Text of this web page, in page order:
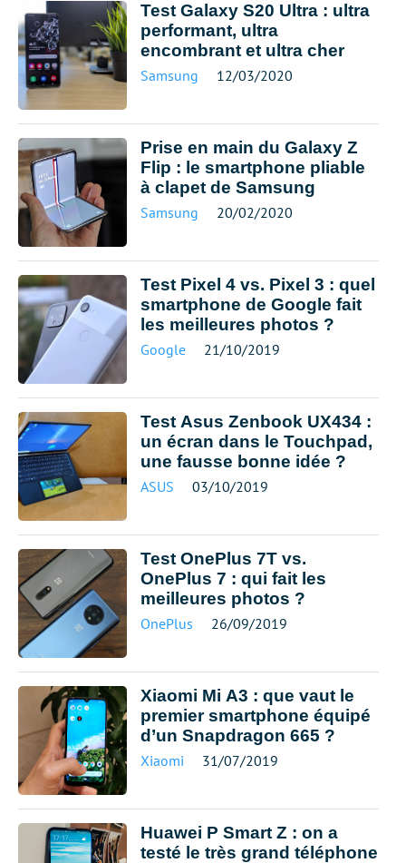
Test Galaxy S20 Ultra : ultra
performant, ultra
encombrant et ultra cher
Samsung 12/03/2020
Prise en main du Galaxy Z
Flip : le smartphone pliable
à clapet de Samsung
Samsung 20/02/2020
Test Pixel 4 vs. Pixel 3 : quel
smartphone de Google fait
les meilleures photos ?
Google 21/10/2019
Test Asus Zenbook UX434 :
un écran dans le Touchpad,
une fausse bonne idée ?
ASUS 03/10/2019
Test OnePlus 7T vs.
OnePlus 7 : qui fait les
meilleures photos ?
OnePlus 26/09/2019
Xiaomi Mi A3 : que vaut le
premier smartphone équipé
d’un Snapdragon 665 ?
Xiaomi 31/07/2019
Huawei P Smart Z : on a
testé le très grand téléphone